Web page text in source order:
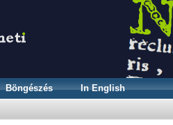
Böngészés In English